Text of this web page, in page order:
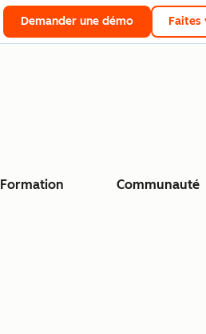
Demander une démo Faites
Formation Communauté